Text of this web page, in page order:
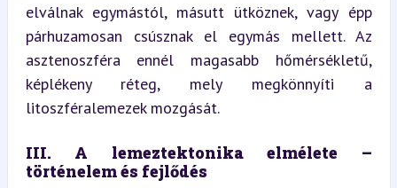
elválnak egymástól, másutt ütköznek, vagy épp
párhuzamosan csúsznak el egymás mellett. Az
asztenoszféra ennél magasabb hőmérsékletű,
képlékeny réteg, mely megkönnyíti a
litoszféralemezek mozgását.
III. A lemeztektonika elmélete –
történelem és fejlődés